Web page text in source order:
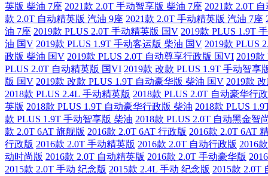
英版 柴油 7座 2021款 2.0T 手动智享版 柴油 7座 2021款 2.0T
款 2.0T 自动精英版 汽油 9座 2021款 2.0T 手动精英版 汽油 7座
油 7座 2019款 PLUS 2.0T 手动精英版 国V 2019款 PLUS 1.9T
油 国V 2019款 PLUS 1.9T 手动客运版 柴油 国V 2019款 PLUS
政版 柴油 国V 2019款 PLUS 2.0T 自动尊享行政版 国VI 2019
PLUS 2.0T 自动精英版 国VI 2019款 改款 PLUS 1.9T 手动智享
版 国V 2019款 改款 PLUS 1.9T 自动豪华版 柴油 国V 2019款
2018款 PLUS 2.4L 手动精英版 2018款 PLUS 2.0T 自动豪华行
英版 2018款 PLUS 1.9T 自动豪华行政版 柴油 2018款 PLUS
款 PLUS 1.9T 手动智享版 柴油 2018款 PLUS 2.0T 自动黑金智
款 2.0T 6AT 旗舰版 2016款 2.0T 6AT 行政版 2016款 2.0T 6AT
行政版 2016款 2.0T 手动精英版 2016款 2.0T 自动行政版 2016
动时尚版 2016款 2.0T 自动精英版 2016款 2.0T 手动豪华版
2015款 2.0T 手动 纪念版 2015款 2.4L 手动 纪念版 2015款 2.0T